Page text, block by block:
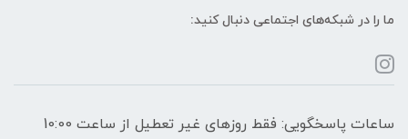
ما را در شبکه‌های اجتماعی دنبال کنید:
ساعات پاسخگویی: فقط روزهای غیر تعطیل از ساعت 10:00